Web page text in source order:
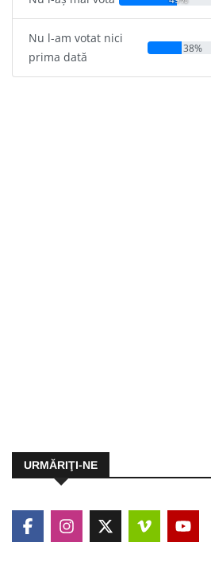
Nu l-am votat nici
prima dată
38%
URMĂRIŢI-NE